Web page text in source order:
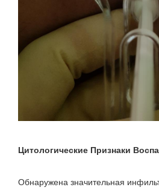
Цитологические Признаки
Обнаружена значительная